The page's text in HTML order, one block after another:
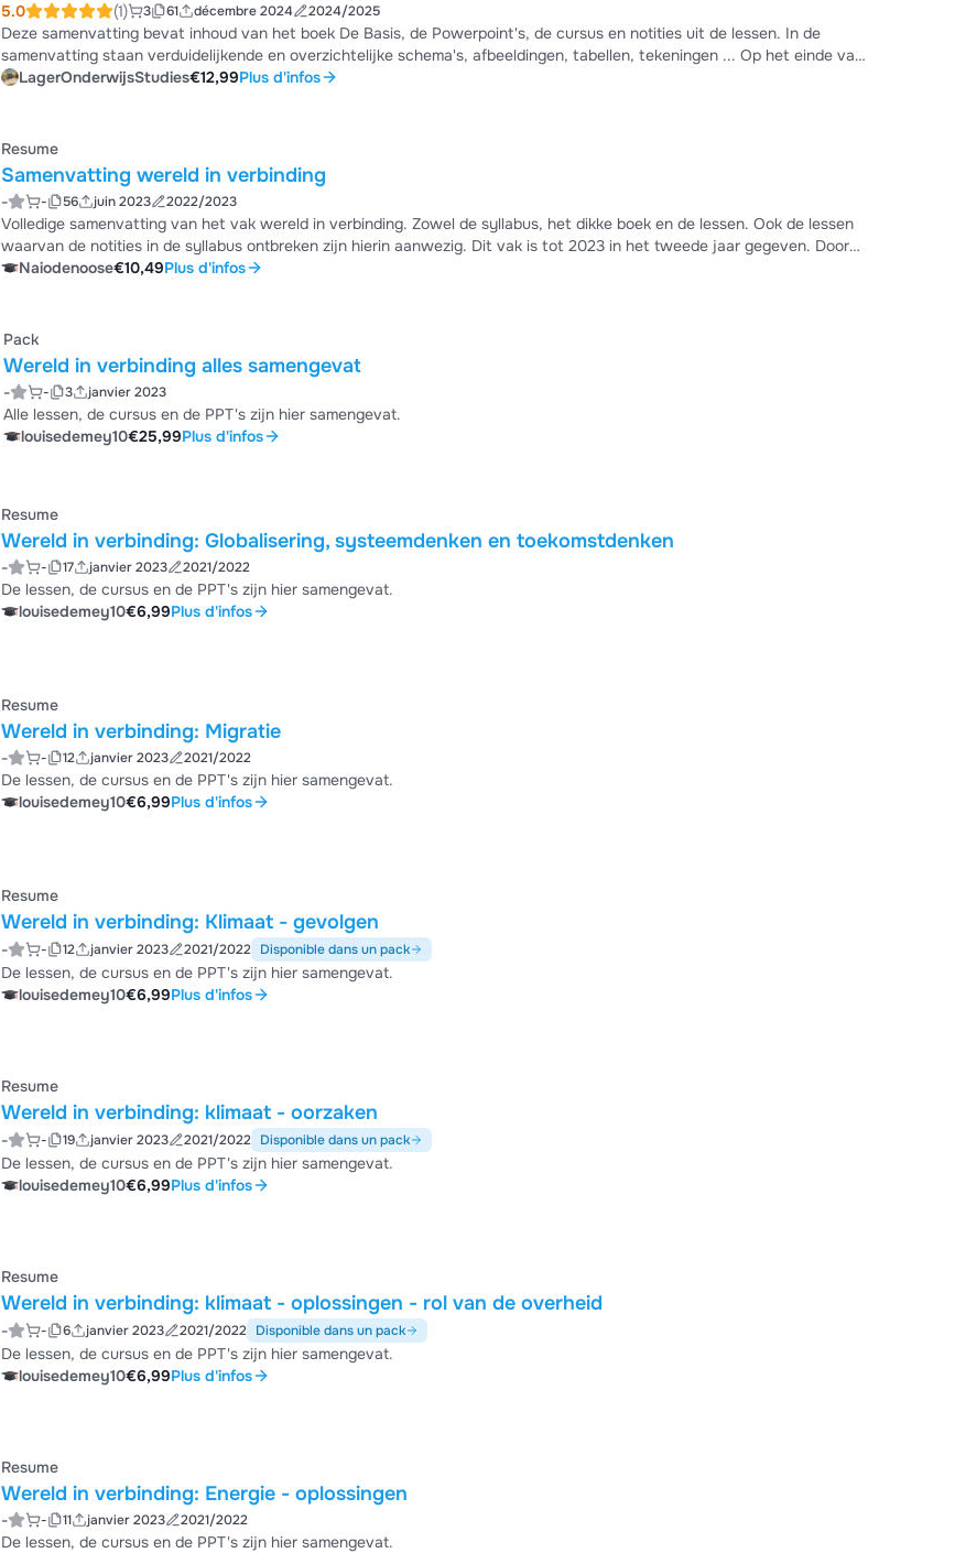
5.0 (1) 3 61 décembre 2024 2024/2025
Deze samenvatting bevat inhoud van het boek De Basis, de Powerpoint's, de cursus en notities uit de lessen. In de
samenvatting staan verduidelijkende en overzichtelijke schema's, afbeeldingen, tabellen, tekeningen ... Op het einde van
de samenvatting staan alle te kennen doelen opgesomd.
LagerOnderwijsStudies€12,99Plus d'infos
Resume
Samenvatting wereld in verbinding
- - 56 juin 2023 2022/2023
Volledige samenvatting van het vak wereld in verbinding. Zowel de syllabus, het dikke boek en de lessen. Ook de lessen
waarvan de notities in de syllabus ontbreken zijn hierin aanwezig. Dit vak is tot 2023 in het tweede jaar gegeven. Door
de hervormingen verplaatst naar het derde jaar.
Naiodenoose€10,49Plus d'infos
Pack
Wereld in verbinding alles samengevat
- - 3 janvier 2023
Alle lessen, de cursus en de PPT's zijn hier samengevat.
louisedemey10€25,99Plus d'infos
Resume
Wereld in verbinding: Globalisering, systeemdenken en toekomstdenken
- - 17 janvier 2023 2021/2022
De lessen, de cursus en de PPT's zijn hier samengevat.
louisedemey10€6,99Plus d'infos
Resume
Wereld in verbinding: Migratie
- - 12 janvier 2023 2021/2022
De lessen, de cursus en de PPT's zijn hier samengevat.
louisedemey10€6,99Plus d'infos
Resume
Wereld in verbinding: Klimaat - gevolgen
- - 12 janvier 2023 2021/2022 Disponible dans un pack
De lessen, de cursus en de PPT's zijn hier samengevat.
louisedemey10€6,99Plus d'infos
Resume
Wereld in verbinding: klimaat - oorzaken
- - 19 janvier 2023 2021/2022 Disponible dans un pack
De lessen, de cursus en de PPT's zijn hier samengevat.
louisedemey10€6,99Plus d'infos
Resume
Wereld in verbinding: klimaat - oplossingen - rol van de overheid
- - 6 janvier 2023 2021/2022 Disponible dans un pack
De lessen, de cursus en de PPT's zijn hier samengevat.
louisedemey10€6,99Plus d'infos
Resume
Wereld in verbinding: Energie - oplossingen
- - 11 janvier 2023 2021/2022
De lessen, de cursus en de PPT's zijn hier samengevat.